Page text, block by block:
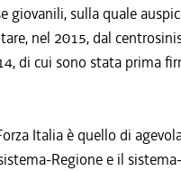
giovanili, sulla quale
nel 2015, dal
di cui sono stata prima
Italia è quello di
Regione e il